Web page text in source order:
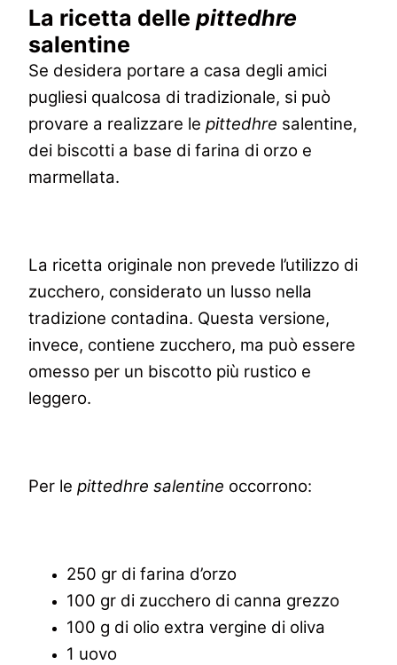
La ricetta delle pittedhre
salentine
Se desidera portare a casa degli amici
pugliesi qualcosa di tradizionale, si può
provare a realizzare le pittedhre salentine,
dei biscotti a base di farina di orzo e
marmellata.
La ricetta originale non prevede l’utilizzo di
zucchero, considerato un lusso nella
tradizione contadina. Questa versione,
invece, contiene zucchero, ma può essere
omesso per un biscotto più rustico e
leggero.
Per le pittedhre salentine occorrono:
250 gr di farina d’orzo
100 gr di zucchero di canna grezzo
100 g di olio extra vergine di oliva
1 uovo